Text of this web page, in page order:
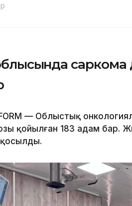
саркома
— Облыстық
қойылған 183 адам бар.
қосылды.